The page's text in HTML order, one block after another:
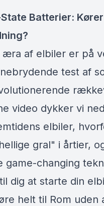
Batterier:
æra af elbiler er på
test af
video dykker vi
elbiler,
gral" i årtier,
game-changing
dig at starte din
helt til Rom